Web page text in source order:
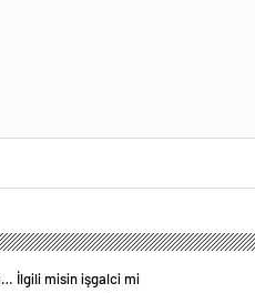
İlgili misin işgalci mi